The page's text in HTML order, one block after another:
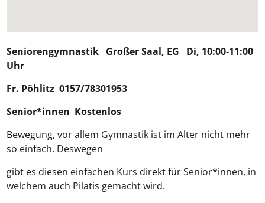
Seniorengymnastik Großer Saal, EG Di, 10:00-11:00
Uhr
Fr. Pöhlitz 0157/78301953
Senior*innen Kostenlos
Bewegung, vor allem Gymnastik ist im Alter nicht mehr
so einfach. Deswegen
gibt es diesen einfachen Kurs direkt für Senior*innen, in
welchem auch Pilatis gemacht wird.